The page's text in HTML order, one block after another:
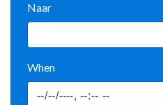
Naar
When